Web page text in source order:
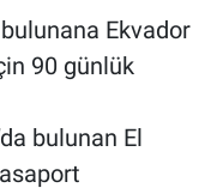
Ekvador
90 günlük
bulunan El